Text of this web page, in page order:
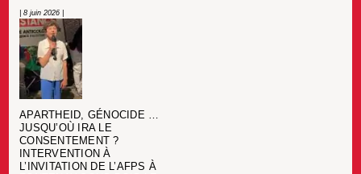
| 8 juin 2026 |
APARTHEID, GÉNOCIDE …
JUSQU’OÙ IRA LE
CONSENTEMENT ?
INTERVENTION À
L’INVITATION DE L’AFPS À